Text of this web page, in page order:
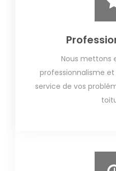
Nous mettons
professionnalisme
service de vos